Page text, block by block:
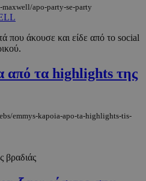
apo-party-se-party
που άκουσε και είδε από το social
από τα highlights της
emmys-kapoia-apo-ta-highlights-tis-
βραδιάς
PHP.net
m.must.com.cy
συνεδρία